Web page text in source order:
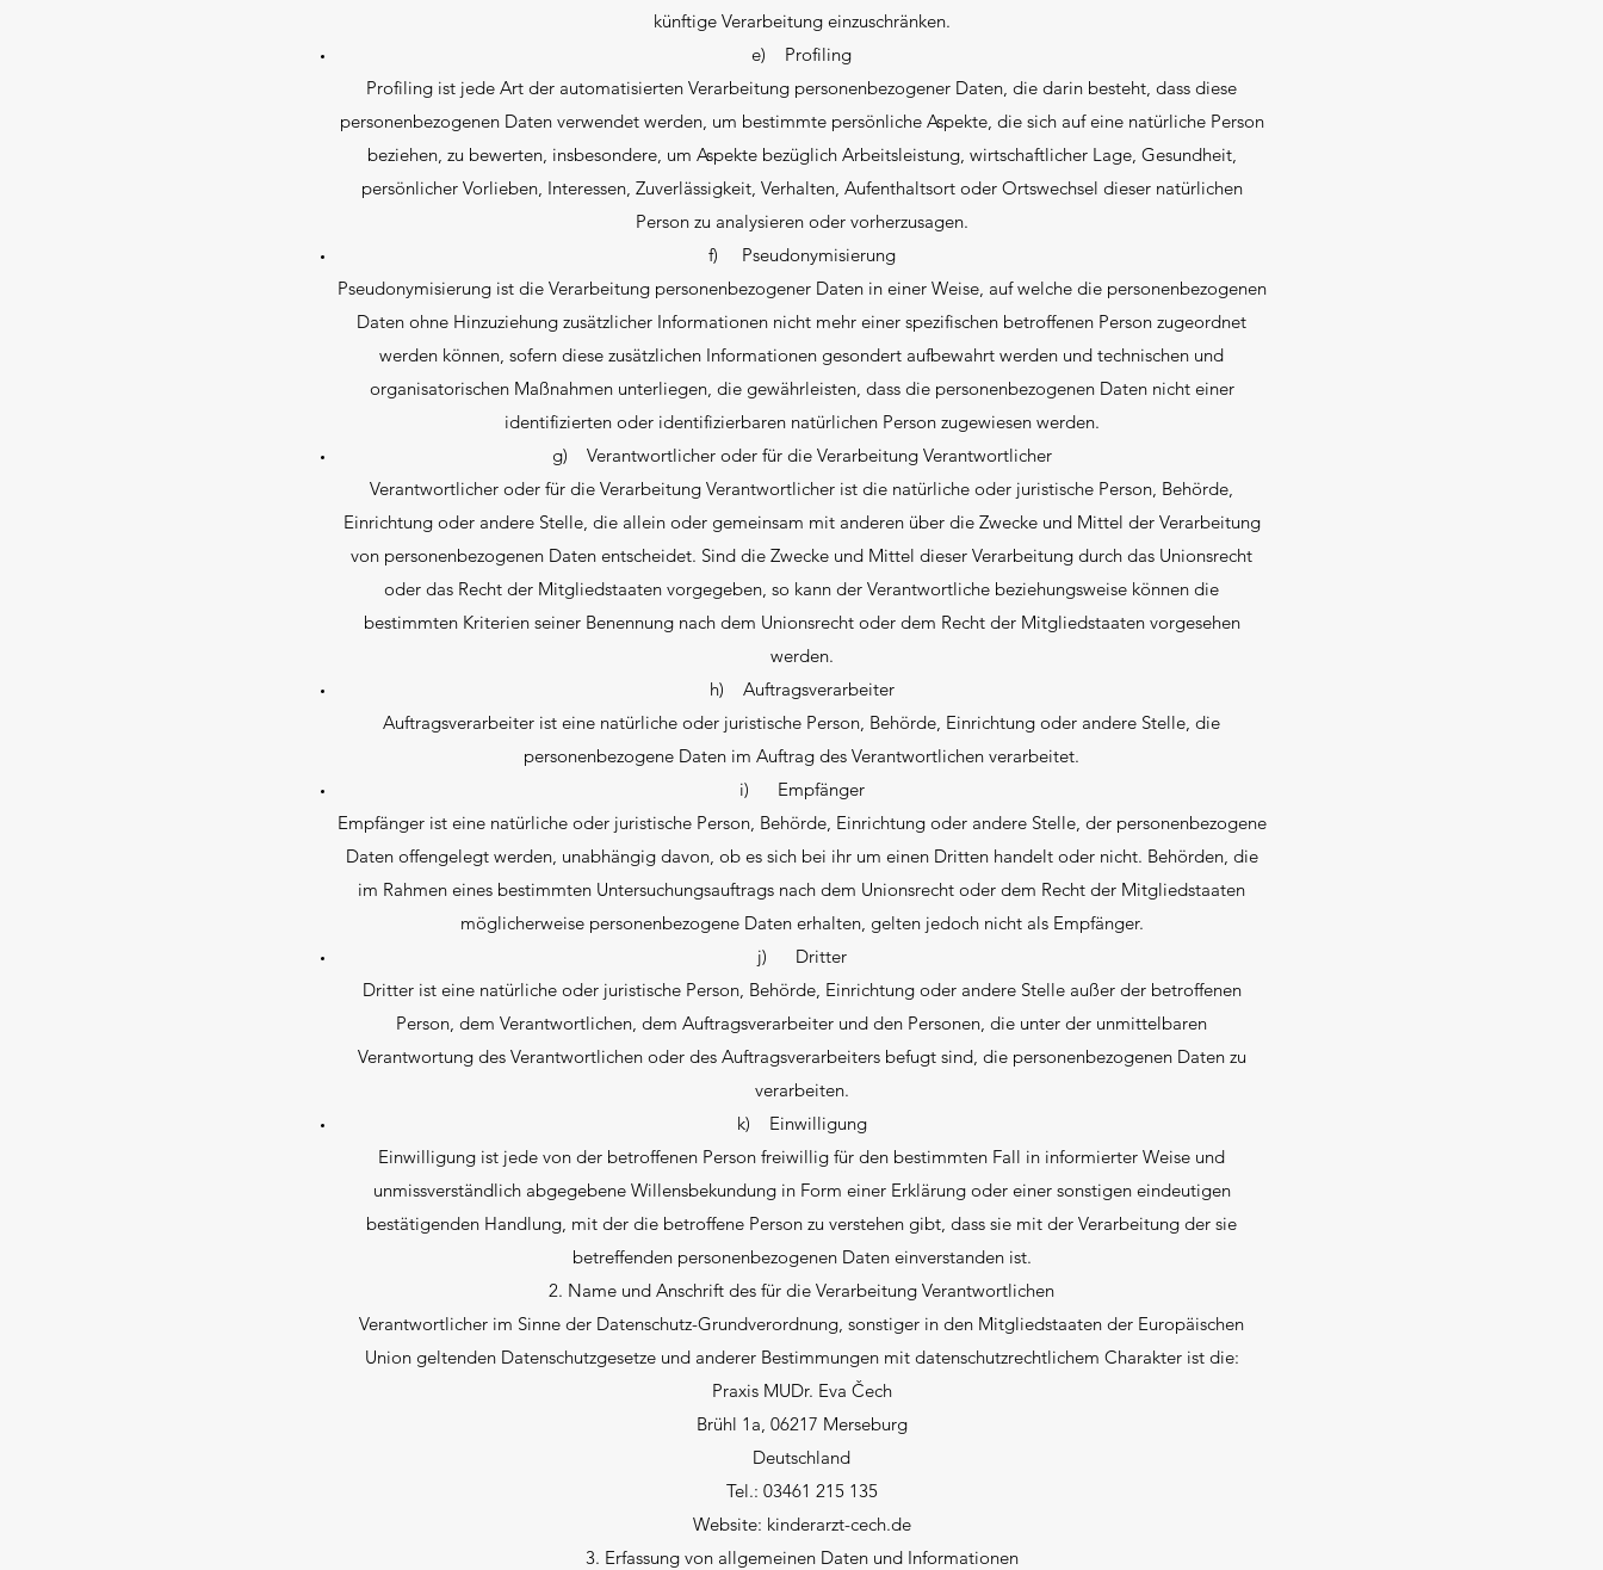
künftige Verarbeitung einzuschränken.
e) Profiling
Profiling ist jede Art der automatisierten Verarbeitung personenbezogener Daten, die darin besteht, dass diese
personenbezogenen Daten verwendet werden, um bestimmte persönliche Aspekte, die sich auf eine natürliche Person
beziehen, zu bewerten, insbesondere, um Aspekte bezüglich Arbeitsleistung, wirtschaftlicher Lage, Gesundheit,
persönlicher Vorlieben, Interessen, Zuverlässigkeit, Verhalten, Aufenthaltsort oder Ortswechsel dieser natürlichen
Person zu analysieren oder vorherzusagen.
f) Pseudonymisierung
Pseudonymisierung ist die Verarbeitung personenbezogener Daten in einer Weise, auf welche die personenbezogenen
Daten ohne Hinzuziehung zusätzlicher Informationen nicht mehr einer spezifischen betroffenen Person zugeordnet
werden können, sofern diese zusätzlichen Informationen gesondert aufbewahrt werden und technischen und
organisatorischen Maßnahmen unterliegen, die gewährleisten, dass die personenbezogenen Daten nicht einer
identifizierten oder identifizierbaren natürlichen Person zugewiesen werden.
g) Verantwortlicher oder für die Verarbeitung Verantwortlicher
Verantwortlicher oder für die Verarbeitung Verantwortlicher ist die natürliche oder juristische Person, Behörde,
Einrichtung oder andere Stelle, die allein oder gemeinsam mit anderen über die Zwecke und Mittel der Verarbeitung
von personenbezogenen Daten entscheidet. Sind die Zwecke und Mittel dieser Verarbeitung durch das Unionsrecht
oder das Recht der Mitgliedstaaten vorgegeben, so kann der Verantwortliche beziehungsweise können die
bestimmten Kriterien seiner Benennung nach dem Unionsrecht oder dem Recht der Mitgliedstaaten vorgesehen
werden.
h) Auftragsverarbeiter
Auftragsverarbeiter ist eine natürliche oder juristische Person, Behörde, Einrichtung oder andere Stelle, die
personenbezogene Daten im Auftrag des Verantwortlichen verarbeitet.
i) Empfänger
Empfänger ist eine natürliche oder juristische Person, Behörde, Einrichtung oder andere Stelle, der personenbezogene
Daten offengelegt werden, unabhängig davon, ob es sich bei ihr um einen Dritten handelt oder nicht. Behörden, die
im Rahmen eines bestimmten Untersuchungsauftrags nach dem Unionsrecht oder dem Recht der Mitgliedstaaten
möglicherweise personenbezogene Daten erhalten, gelten jedoch nicht als Empfänger.
j) Dritter
Dritter ist eine natürliche oder juristische Person, Behörde, Einrichtung oder andere Stelle außer der betroffenen
Person, dem Verantwortlichen, dem Auftragsverarbeiter und den Personen, die unter der unmittelbaren
Verantwortung des Verantwortlichen oder des Auftragsverarbeiters befugt sind, die personenbezogenen Daten zu
verarbeiten.
k) Einwilligung
Einwilligung ist jede von der betroffenen Person freiwillig für den bestimmten Fall in informierter Weise und
unmissverständlich abgegebene Willensbekundung in Form einer Erklärung oder einer sonstigen eindeutigen
bestätigenden Handlung, mit der die betroffene Person zu verstehen gibt, dass sie mit der Verarbeitung der sie
betreffenden personenbezogenen Daten einverstanden ist.
2. Name und Anschrift des für die Verarbeitung Verantwortlichen
Verantwortlicher im Sinne der Datenschutz-Grundverordnung, sonstiger in den Mitgliedstaaten der Europäischen
Union geltenden Datenschutzgesetze und anderer Bestimmungen mit datenschutzrechtlichem Charakter ist die:
Praxis MUDr. Eva Čech
Brühl 1a, 06217 Merseburg
Deutschland
Tel.: 03461 215 135
Website: kinderarzt-cech.de
3. Erfassung von allgemeinen Daten und Informationen